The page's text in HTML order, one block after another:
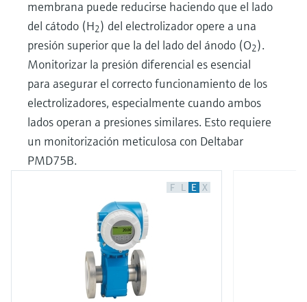
membrana puede reducirse haciendo que el lado
del cátodo (H2) del electrolizador opere a una
presión superior que la del lado del ánodo (O2).
Monitorizar la presión diferencial es esencial
para asegurar el correcto funcionamiento de los
electrolizadores, especialmente cuando ambos
lados operan a presiones similares. Esto requiere
un monitorización meticulosa con Deltabar
PMD75B.
F L E X